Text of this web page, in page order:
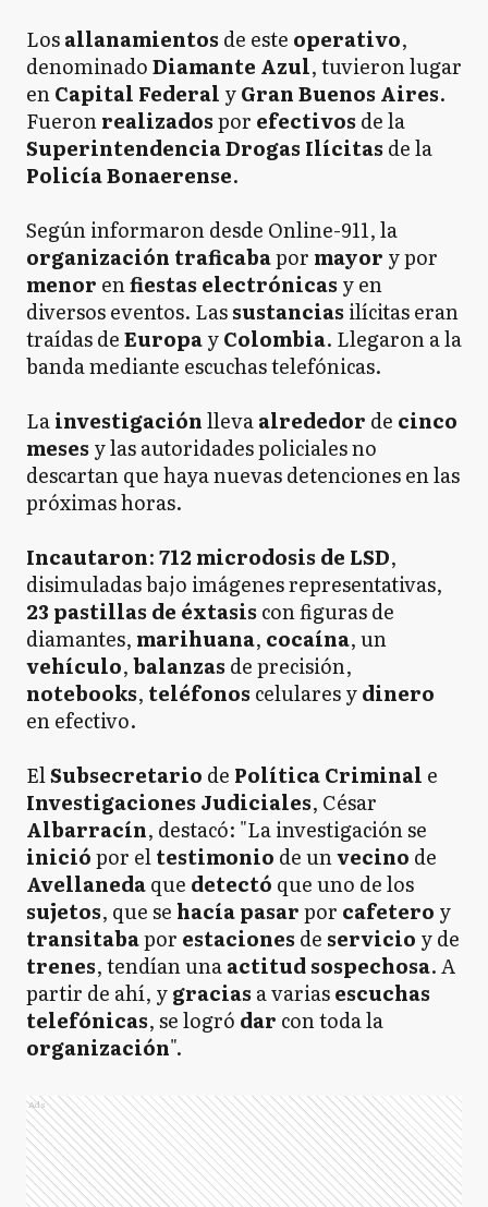
Losallanamientos de este operativo,
denominadoDiamante Azul, tuvieron lugar
enCapital Federal yGran Buenos Aires.
Fueronrealizadospor efectivos de la
Superintendencia Drogas Ilícitas de la
Policía Bonaerense.
Según informaron desde Online-911, la
organización traficabapor mayor y por
menor enfiestas electrónicas y en
diversos eventos. Lassustancias ilícitas eran
traídas deEuropayColombia. Llegaron a la
banda mediante escuchas telefónicas.
Lainvestigaciónllevaalrededor de cinco
meses y las autoridades policiales no
descartan que haya nuevas detenciones en las
próximas horas.
Incautaron:712 microdosis de LSD,
disimuladas bajo imágenes representativas,
23 pastillas de éxtasis con figuras de
diamantes, marihuana, cocaína, un
vehículo,balanzas de precisión,
notebooks, teléfonos celulares ydinero
en efectivo.
ElSubsecretario de Política Criminal e
Investigaciones Judiciales, César
Albarracín, destacó: "La investigación se
iniciópor eltestimonio de unvecino de
Avellanedaque detectó que uno de los
sujetos, que se hacía pasarpor cafetero y
transitabapor estaciones de servicio y de
trenes, tendían unaactitud sospechosa. A
partir de ahí, ygracias a variasescuchas
telefónicas, se logró dar con toda la
organización".
Ads